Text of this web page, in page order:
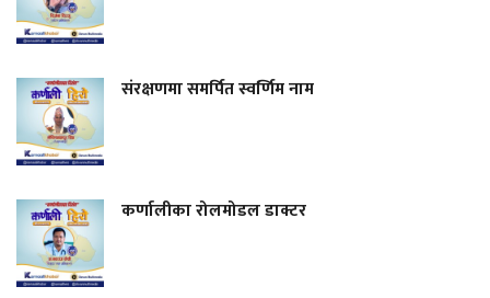
संरक्षणमा समर्पित स्वर्णिम नाम
कर्णालीका रोलमोडल डाक्टर